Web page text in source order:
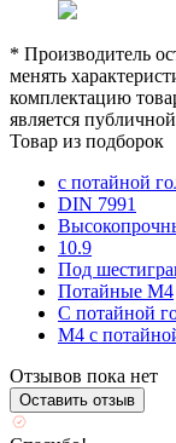
* Производитель
менять
комплектацию
является
Товар из подборок
с потайной
DIN 7991
10.9
Под
Потайные М4
С потайной
М4 с
Отзывов пока нет
Оставить отзыв